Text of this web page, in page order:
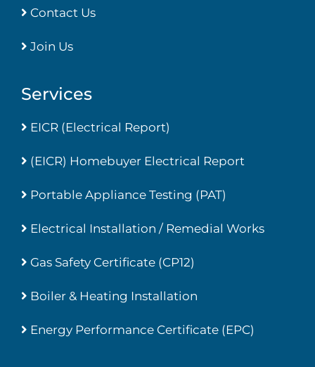
Contact Us
Join Us
Services
EICR (Electrical Report)
(EICR) Homebuyer Electrical Report
Portable Appliance Testing (PAT)
Electrical Installation / Remedial Works
Gas Safety Certificate (CP12)
Boiler & Heating Installation
Energy Performance Certificate (EPC)